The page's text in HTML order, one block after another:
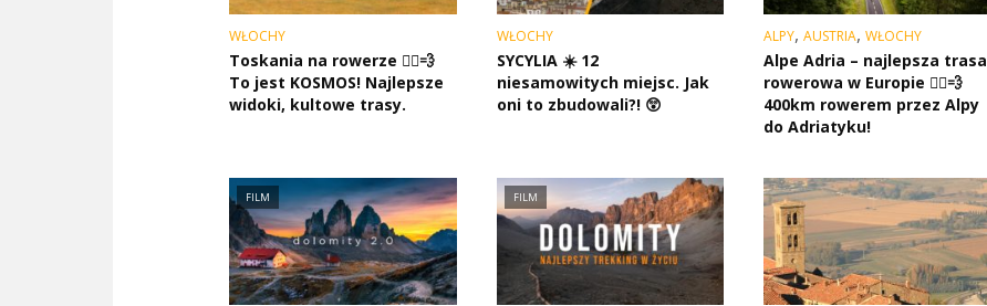
WŁOCHY
Toskania na rowerze 🚴‍♂️💨
To jest KOSMOS! Najlepsze
widoki, kultowe trasy.
WŁOCHY
SYCYLIA ☀️ 12
niesamowitych miejsc. Jak
oni to zbudowali?! 😲
ALPY, AUSTRIA, WŁOCHY
Alpe Adria – najlepsza trasa
rowerowa w Europie 🚴‍♂️💨
400km rowerem przez Alpy
do Adriatyku!
FILM FILM